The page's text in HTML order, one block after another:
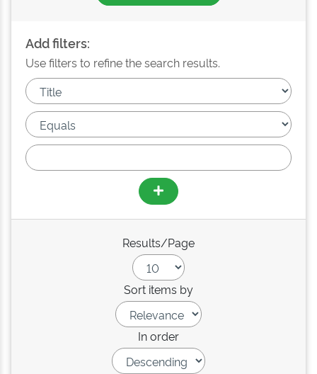
Add filters:
Use filters to refine the search results.
Results/Page
Sort items by
In order